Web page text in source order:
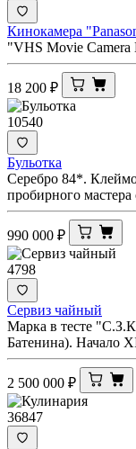
Кинокамера
"VHS Movie
18 200 ₽
10540
Бульотка
Серебро 84*.
пробирного
990 000 ₽
4798
Сервиз чайный
Марка в тесте
Батенина). Начало
2 500 000 ₽
36847